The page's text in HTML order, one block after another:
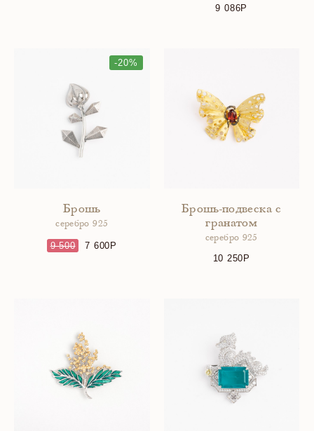
9 086
-20%
Брошь
серебро 925
9 500 7 600
Брошь-подвеска с
гранатом
серебро 925
10 250